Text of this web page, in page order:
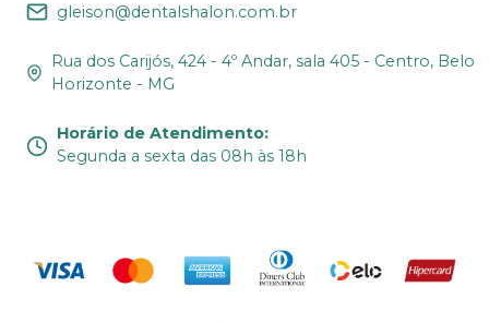
gleison@dentalshalon.com.br
Rua dos Carijós, 424 - 4º Andar, sala 405 - Centro, Belo
Horizonte - MG
Horário de Atendimento:
Segunda a sexta das 08h às 18h